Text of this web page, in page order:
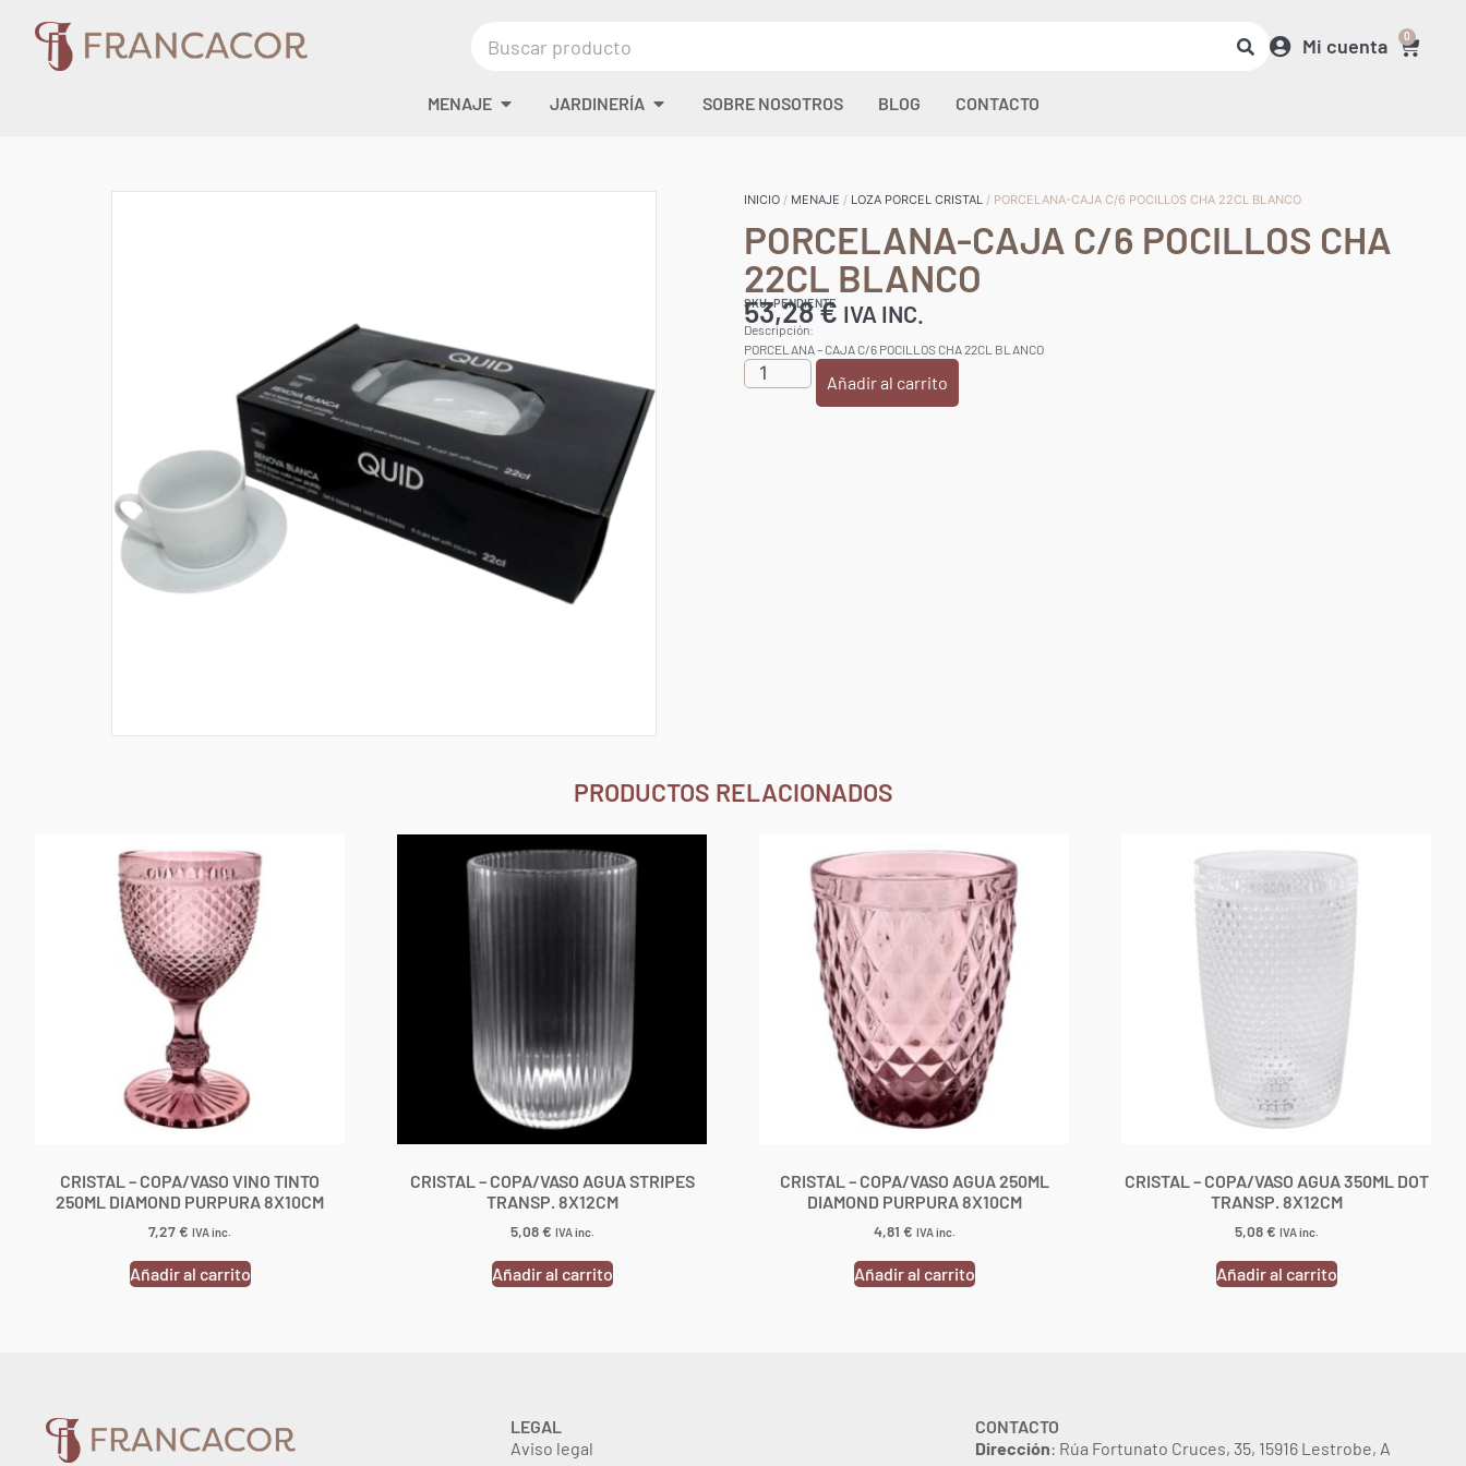
Mi cuenta 0
MENAJE JARDINERÍA SOBRE NOSOTROS BLOG CONTACTO
INICIO / MENAJE / LOZA PORCEL CRISTAL / PORCELANA-CAJA C/6 POCILLOS CHA 22CL BLANCO
PORCELANA-CAJA C/6 POCILLOS CHA
22CL BLANCO
SKU: PENDIENTE
53,28€ IVA INC.
Descripción:
PORCELANA – CAJA C/6 POCILLOS CHA 22CL BLANCO
Añadir al carrito
PRODUCTOS RELACIONADOS
CRISTAL – COPA/VASO VINO TINTO
250ML DIAMOND PURPURA 8X10CM
7,27€ IVA inc.
Añadir al carrito
CRISTAL – COPA/VASO AGUA STRIPES
TRANSP. 8X12CM
5,08€ IVA inc.
Añadir al carrito
CRISTAL – COPA/VASO AGUA 250ML
DIAMOND PURPURA 8X10CM
4,81 € IVA inc.
Añadir al carrito
CRISTAL – COPA/VASO AGUA 350ML DOT
TRANSP. 8X12CM
5,08€ IVA inc.
Añadir al carrito
LEGAL
Aviso legal
CONTACTO
Dirección: Rúa Fortunato Cruces, 35, 15916 Lestrobe, A